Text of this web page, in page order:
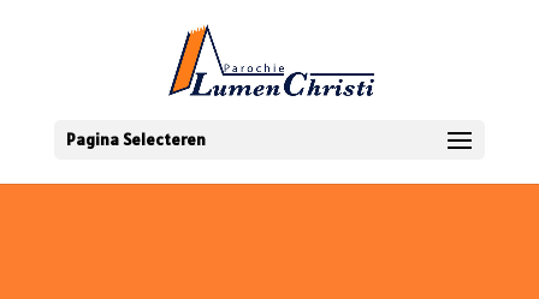
Pagina Selecteren